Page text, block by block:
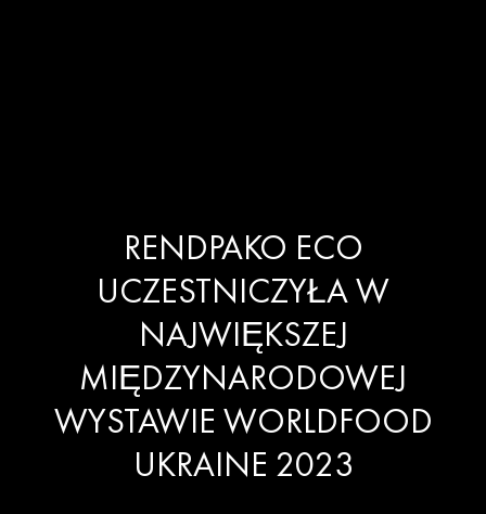
RENDPAKO ECO
UCZESTNICZYŁA W
NAJWIĘKSZEJ
MIĘDZYNARODOWEJ
WYSTAWIE WORLDFOOD
UKRAINE 2023